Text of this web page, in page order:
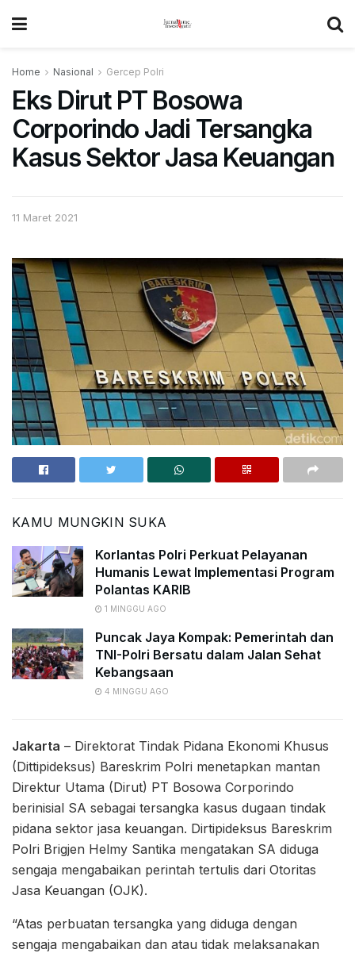
Home Nasional Gercep Polri
Eks Dirut PT Bosowa
Corporindo Jadi Tersangka
Kasus Sektor Jasa Keuangan
11 Maret 2021
KAMU MUNGKIN SUKA
Korlantas Polri Perkuat Pelayanan
Humanis Lewat Implementasi Program
Polantas KARIB
1 MINGGU AGO
Puncak Jaya Kompak: Pemerintah dan
TNI-Polri Bersatu dalam Jalan Sehat
Kebangsaan
4 MINGGU AGO
Jakarta – Direktorat Tindak Pidana Ekonomi Khusus
(Dittipideksus) Bareskrim Polri menetapkan mantan
Direktur Utama (Dirut) PT Bosowa Corporindo
berinisial SA sebagai tersangka kasus dugaan tindak
pidana sektor jasa keuangan. Dirtipideksus Bareskrim
Polri Brigjen Helmy Santika mengatakan SA diduga
sengaja mengabaikan perintah tertulis dari Otoritas
Jasa Keuangan (OJK).
“Atas perbuatan tersangka yang diduga dengan
sengaja mengabaikan dan atau tidak melaksanakan